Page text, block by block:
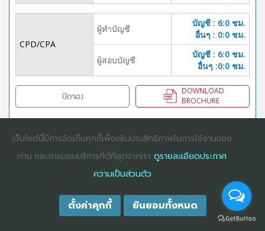
CPD/CPA
ผู้ทำบัญชี
บัญชี : 6:0 ชม.
อื่นๆ : 0:0 ชม.
ผู้สอบบัญชี
บัญชี : 6:0 ชม.
อื่นๆ :0:0 ชม.
ปิดจอง
DOWNLOAD
BROCHURE
COPYRIGHT ©2025 DHARMNITI SEMINAR AND TRAINING CO., LTD
RIGHTS RESERVED. E-COMMERCIAL REGISTRATION 0105529026680
เว็บไซต์นี้มีการจัดเก็บคุกกี้เพื่อเพิ่มประสิทธิภาพในการใช้งานของ
ท่าน และการมอบบริการที่ดีที่สุดจากเรา ดูรายละเอียดประกาศ
ความเป็นส่วนตัว
ตั้งค่าคุกกี้ ยินยอมทั้งหมด